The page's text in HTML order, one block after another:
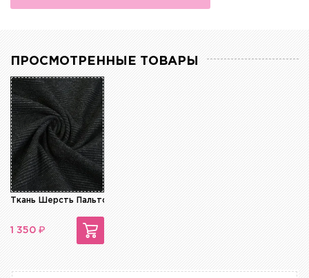
ПРОСМОТРЕННЫЕ ТОВАРЫ
Ткань Шерсть Пальтовая
1 350 ₽